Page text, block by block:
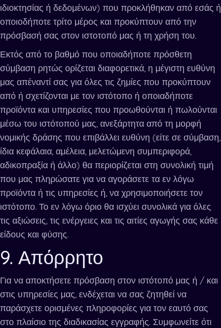
ιδιοκτησίας ή δεδομένων) που προκλήθηκαν από εσάς ή
οποιοδήποτε τρίτο μέρος και προκύπτουν από την
πρόσβασή σας στον ιστοτοπό μας ή τη χρήση του.
Εκτός από το βαθμό που οποιαδήποτε πρόσθετη
σύμβαση ρητώς ορίζεται διαφορετικά, η μέγιστη ευθύνη
μας απέναντί σας για όλες τις ζημίες που προκύπτουν
από ή σχετίζονται με τον ιστότοπο ή οποιαδήποτε
προϊόντα και υπηρεσίες που προωθούνται ή πωλούνται
μέσω του ιστότοπού μας, ανεξάρτητα από τη μορφή
νομικής δράσης που επιβάλλει ευθύνη (είτε σε σύμβαση,
ίδια κεφάλαια, αμέλεια, μελετώμενη συμπεριφορά,
αδικοπραξία ή άλλο) θα περιορίζεται στη συνολική τιμή
που μας πληρώσατε για να αγοράσετε τα εν λόγω
προϊόντα ή τις υπηρεσίες ή, να χρησιμοποιήσετε τον
ιστότοπο. Το εν λόγω όριο θα ισχύει συνολικά για όλες
τις αξιώσεις, τις ενέργειες και τις αιτίες αγωγής σας κάθε
είδους και φύσης.
9. Απόρρητο
Για να αποκτήσετε πρόσβαση στον ιστότοπό μας ή / και
στις υπηρεσίες μας, ενδέχεται να σας ζητηθεί να
παράσχετε ορισμένες πληροφορίες για τον εαυτό σας
στο πλαίσιο της διαδικασίας εγγραφής. Συμφωνείτε ότι